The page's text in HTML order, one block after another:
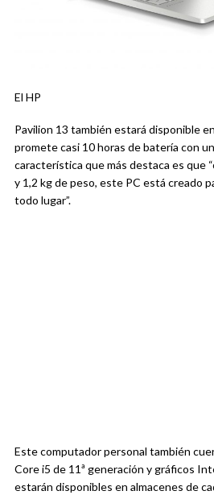
El HP
Pavilion 13 también estará disponible
promete casi 10 horas de batería con
característica que más destaca es que
y 1,2 kg de peso, este PC está creado
todo lugar”.
Este computador personal también
Core i5 de 11ª generación y gráficos
estarán disponibles en almacenes de